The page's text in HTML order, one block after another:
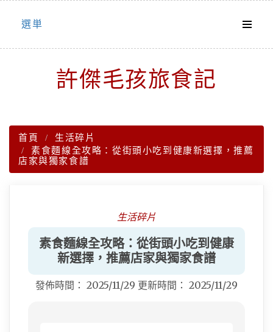
Skip
選単
許傑毛孩旅食記
首頁
生活碎片
素食麵線全攻略：從街頭小吃到健康新選擇，推薦
店家與獨家食譜
生活碎片
素食麵線全攻略：從街頭小吃到健康
新選擇，推薦店家與獨家食譜
發佈時間： 2025/11/29 更新時間： 2025/11/29